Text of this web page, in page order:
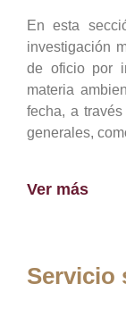
En esta
investigación
de oficio por
materia
fecha, a
generales,
Ver más
Servicio